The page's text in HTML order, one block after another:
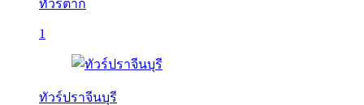
ทัวร์ตาก
1
ทัวร์ปราจีนบุรี